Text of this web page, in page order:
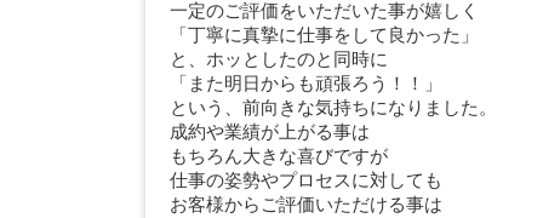
一定のご評価をいただいた事が嬉しく
「丁寧に真摯に仕事をして良かった」
と、ホッとしたのと同時に
「また明日からも頑張ろう！！」
という、前向きな気持ちになりました。
成約や業績が上がる事は
もちろん大きな喜びですが
仕事の姿勢やプロセスに対しても
お客様からご評価いただける事は